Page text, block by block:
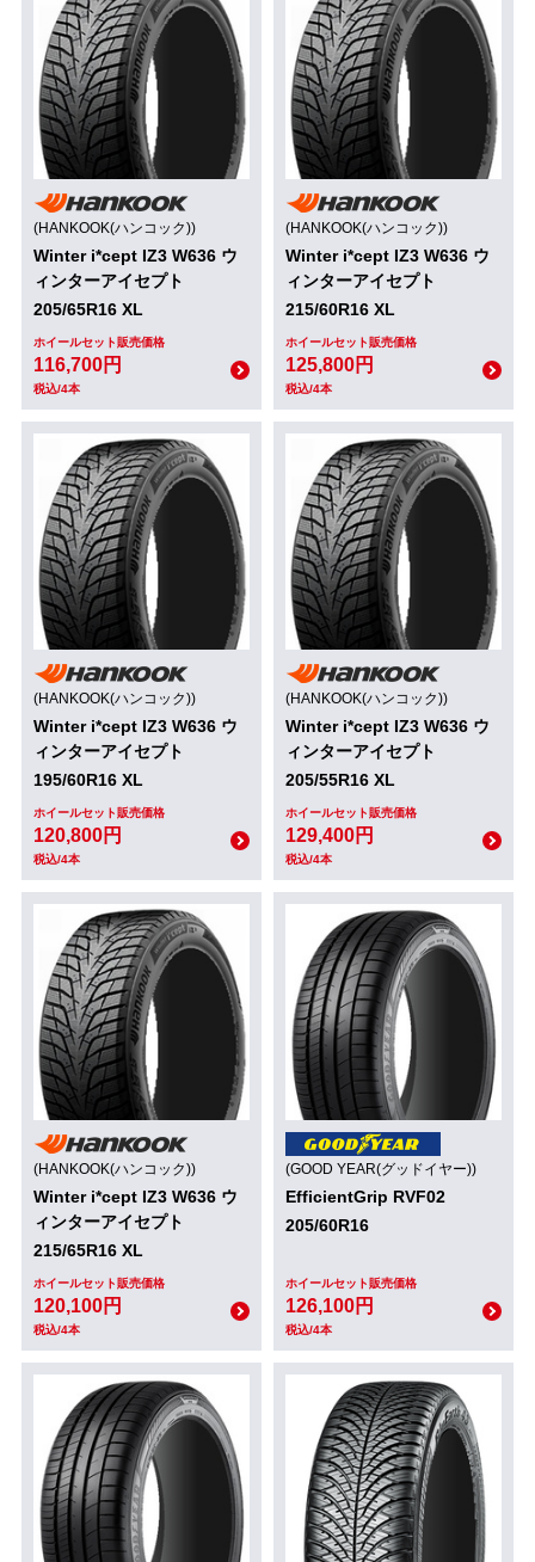
(HANKOOK(ハンコック))
Winter i*cept IZ3 W636 ウ
ィンターアイセプト
205/65R16 XL
ホイールセット販売価格
116,700円
税込/4本
(HANKOOK(ハンコック))
Winter i*cept IZ3 W636 ウ
ィンターアイセプト
215/60R16 XL
ホイールセット販売価格
125,800円
税込/4本
(HANKOOK(ハンコック))
Winter i*cept IZ3 W636 ウ
ィンターアイセプト
195/60R16 XL
ホイールセット販売価格
120,800円
税込/4本
(HANKOOK(ハンコック))
Winter i*cept IZ3 W636 ウ
ィンターアイセプト
205/55R16 XL
ホイールセット販売価格
129,400円
税込/4本
(HANKOOK(ハンコック))
Winter i*cept IZ3 W636 ウ
ィンターアイセプト
215/65R16 XL
ホイールセット販売価格
120,100円
税込/4本
(GOOD YEAR(グッドイヤー))
EfficientGrip RVF02
205/60R16
ホイールセット販売価格
126,100円
税込/4本